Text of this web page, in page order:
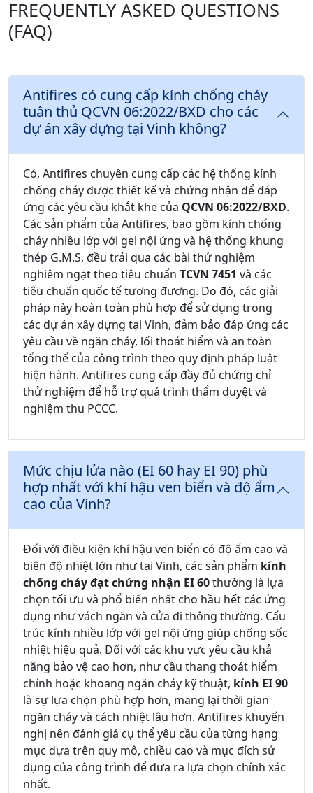
FREQUENTLY ASKED QUESTIONS
(FAQ)
Antifires có cung cấp kính chống cháy
tuân thủ QCVN 06:2022/BXD cho các
dự án xây dựng tại Vinh không?
Có, Antifires chuyên cung cấp các hệ thống kính
chống cháy được thiết kế và chứng nhận để đáp
ứng các yêu cầu khắt khe của QCVN 06:2022/BXD.
Các sản phẩm của Antifires, bao gồm kính chống
cháy nhiều lớp với gel nội ứng và hệ thống khung
thép G.M.S, đều trải qua các bài thử nghiệm
nghiêm ngặt theo tiêu chuẩn TCVN 7451 và các
tiêu chuẩn quốc tế tương đương. Do đó, các giải
pháp này hoàn toàn phù hợp để sử dụng trong
các dự án xây dựng tại Vinh, đảm bảo đáp ứng các
yêu cầu về ngăn cháy, lối thoát hiểm và an toàn
tổng thể của công trình theo quy định pháp luật
hiện hành. Antifires cung cấp đầy đủ chứng chỉ
thử nghiệm để hỗ trợ quá trình thẩm duyệt và
nghiệm thu PCCC.
Mức chịu lửa nào (EI 60 hay EI 90) phù
hợp nhất với khí hậu ven biển và độ ẩm
cao của Vinh?
Đối với điều kiện khí hậu ven biển có độ ẩm cao và
biên độ nhiệt lớn như tại Vinh, các sản phẩm kính
chống cháy đạt chứng nhận EI 60thường là lựa
chọn tối ưu và phổ biến nhất cho hầu hết các ứng
dụng như vách ngăn và cửa đi thông thường. Cấu
trúc kính nhiều lớp với gel nội ứng giúp chống sốc
nhiệt hiệu quả. Đối với các khu vực yêu cầu khả
năng bảo vệ cao hơn, như cầu thang thoát hiểm
chính hoặc khoang ngăn cháy kỹ thuật, kính EI 90
là sự lựa chọn phù hợp hơn, mang lại thời gian
ngăn cháy và cách nhiệt lâu hơn. Antifires khuyến
nghị nên đánh giá cụ thể yêu cầu của từng hạng
mục dựa trên quy mô, chiều cao và mục đích sử
dụng của công trình để đưa ra lựa chọn chính xác
nhất.